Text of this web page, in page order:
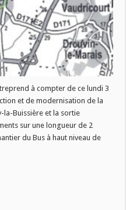
à compter de ce lundi 3
et de modernisation de la
la-Buissière et la sortie
sur une longueur de 2
du Bus à haut niveau de